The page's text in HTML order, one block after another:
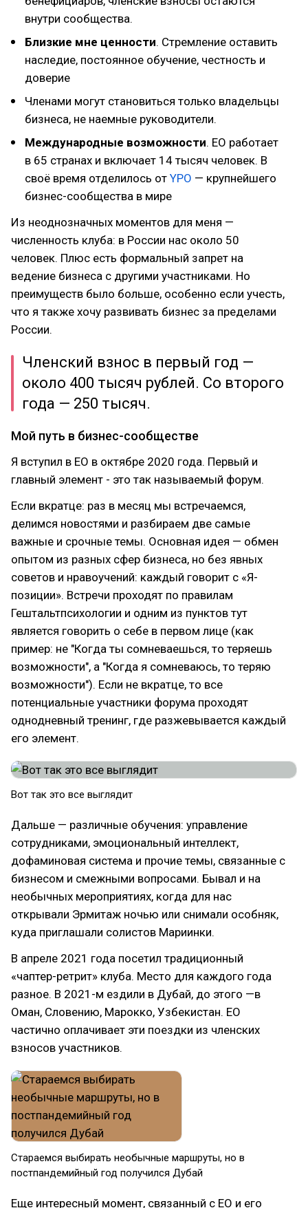
внутри сообщества.
Близкие мне ценности. Стремление оставить
наследие, постоянное обучение, честность и
доверие
Членами могут становиться только владельцы
бизнеса, не наемные руководители.
Международные возможности. EO работает
в 65 странах и включает 14 тысяч человек. В
своё время отделилось от YPO — крупнейшего
бизнес-сообщества в мире
Из неоднозначных моментов для меня —
численность клуба: в России нас около 50
человек. Плюс есть формальный запрет на
ведение бизнеса с другими участниками. Но
преимуществ было больше, особенно если учесть,
что я также хочу развивать бизнес за пределами
России.
Членский взнос в первый год —
около 400 тысяч рублей. Со второго
года — 250 тысяч.
Мой путь в бизнес-сообществе
Я вступил в EO в октябре 2020 года. Первый и
главный элемент - это так называемый форум.
Если вкратце: раз в месяц мы встречаемся,
делимся новостями и разбираем две самые
важные и срочные темы. Основная идея — обмен
опытом из разных сфер бизнеса, но без явных
советов и нравоучений: каждый говорит с «Я-
позиции». Встречи проходят по правилам
Гештальтпсихологии и одним из пунктов тут
является говорить о себе в первом лице (как
пример: не "Когда ты сомневаешься, то теряешь
возможности", а "Когда я сомневаюсь, то теряю
возможности"). Если не вкратце, то все
потенциальные участники форума проходят
однодневный тренинг, где разжевывается каждый
его элемент.
Вот так это все выглядит
Дальше — различные обучения: управление
сотрудниками, эмоциональный интеллект,
дофаминовая система и прочие темы, связанные с
бизнесом и смежными вопросами. Бывал и на
необычных мероприятиях, когда для нас
открывали Эрмитаж ночью или снимали особняк,
куда приглашали солистов Мариинки.
В апреле 2021 года посетил традиционный
«чаптер-ретрит» клуба. Место для каждого года
разное. В 2021-м ездили в Дубай, до этого —в
Оман, Словению, Марокко, Узбекистан. EO
частично оплачивает эти поездки из членских
взносов участников.
Стараемся выбирать необычные маршруты, но в
постпандемийный год получился Дубай
Еще интересный момент, связанный с EO и его